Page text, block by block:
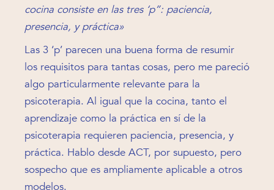
cocina consiste en las tres ‘p”: paciencia,
presencia, y práctica»
Las 3 ‘p’ parecen una buena forma de resumir
los requisitos para tantas cosas, pero me pareció
algo particularmente relevante para la
psicoterapia. Al igual que la cocina, tanto el
aprendizaje como la práctica en sí de la
psicoterapia requieren paciencia, presencia, y
práctica. Hablo desde ACT, por supuesto, pero
sospecho que es ampliamente aplicable a otros
modelos.